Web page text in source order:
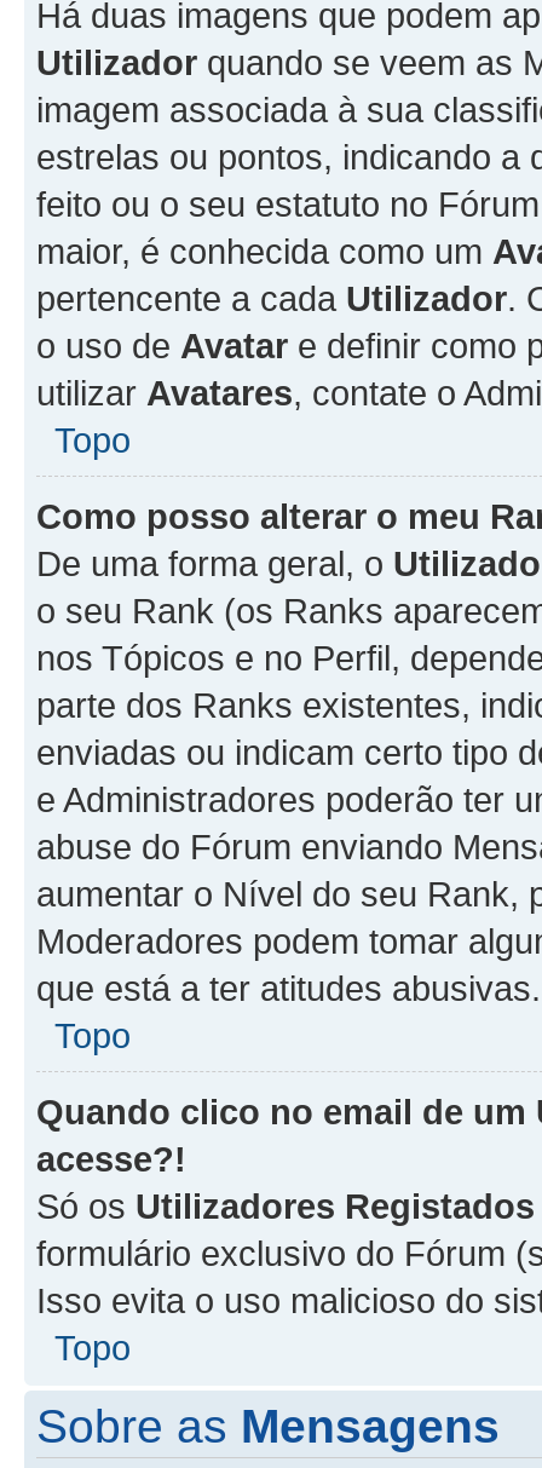
Há duas imagens que podem
Utilizador quando se veem as
imagem associada à sua
estrelas ou pontos, indicando a
feito ou o seu estatuto no
maior, é conhecida como um
pertencente a cada Utilizador.
o uso de Avatar e definir como
utilizar Avatares, contate o
Topo
Como posso alterar o meu
De uma forma geral, o
o seu Rank (os Ranks
nos Tópicos e no Perfil,
parte dos Ranks existentes,
enviadas ou indicam certo tipo
e Administradores poderão ter
abuse do Fórum enviando
aumentar o Nível do seu Rank,
Moderadores podem tomar
que está a ter atitudes abusivas.
Topo
Quando clico no email de um
acesse?!
Só os Utilizadores Registados
formulário exclusivo do Fórum
Isso evita o uso malicioso do
Topo
Sobre as Mensagens